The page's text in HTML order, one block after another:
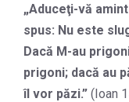
„Aduceţi-vă
spus: Nu este
Dacă M-au
prigoni; dacă au
îl vor păzi.” (Ioan